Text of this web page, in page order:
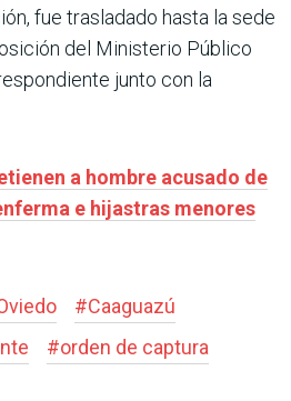
fue trasladado hasta la sede
del Ministerio Público
junto con la
a hombre acusado de
e hijastras menores
#Caaguazú
#orden de captura